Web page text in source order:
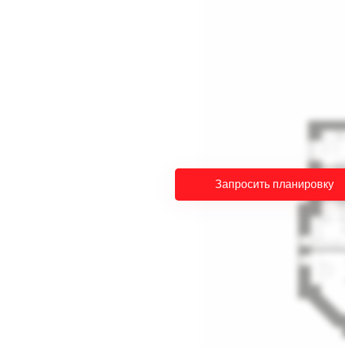
Запросить планировку